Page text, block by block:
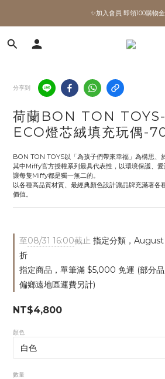
✨加入會員 即領100購物
全館滿額現折🔥
✨加入會員 即領100購物金
分享到
荷蘭BON TON
ECO燈芯絨填充玩偶-
BON TON TOYS以「為孩子們帶來幸福」為構思、
其中Miffy官方授權系列最具代表性，以環境保護、
讓每隻Miffy都是獨一無二的。
以各種高品質材質、最經典顏色設計讓品牌充滿著各
價值。
至08/31 16:00截止 指定分類，August
折
指定商品，單筆滿 $5,000 免運 (部分品
偏鄉遠地區運費另計)
NT$4,800
顏色
數量